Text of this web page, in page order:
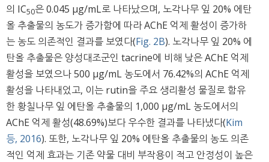
의 IC50은 0.045 μg/mL로 나타났으며, 노각나무 잎 20% 에탄
올 추출물의 농도가 증가함에 따라 AChE 억제 활성이 증가하
는 농도 의존적인 결과를 보였다(Fig. 2B). 노각나무 잎 20% 에
탄올 추출물은 양성대조군인 tacrine에 비해 낮은 AChE 억제
활성을 보였으나 500 μg/mL 농도에서 76.42%의 AChE 억제
활성을 나타내었고, 이는 rutin을 주요 생리활성 물질로 함유
한 황칠나무 잎 에탄올 추출물의 1,000 μg/mL 농도에서의
AChE 억제 활성(48.69%)보다 우수한 결과를 나타냈다(Kim
등, 2016). 또한, 노각나무 잎 20% 에탄올 추출물의 농도 의존
적인 억제 효과는 기존 약물 대비 부작용이 적고 안정성이 높은